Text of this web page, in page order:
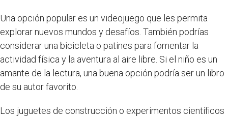
Una opción popular es un videojuego que les permita
explorar nuevos mundos y desafíos. También podrías
considerar una bicicleta o patines para fomentar la
actividad física y la aventura al aire libre. Si el niño es un
amante de la lectura, una buena opción podría ser un libro
de su autor favorito.
Los juguetes de construcción o experimentos científicos